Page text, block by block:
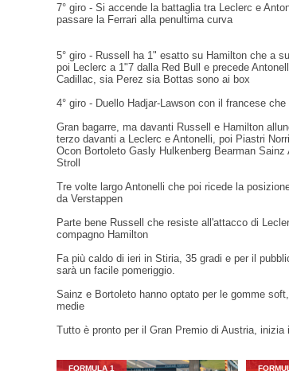
7° giro - Si accende la battaglia tra Leclerc e
passare la Ferrari alla penultima curva
5° giro - Russell ha 1" esatto su Hamilton che a
poi Leclerc a 1"7 dalla Red Bull e precede
Cadillac, sia Perez sia Bottas sono ai box
4° giro - Duello Hadjar-Lawson con il francese
Gran bagarre, ma davanti Russell e Hamilton
terzo davanti a Leclerc e Antonelli, poi Piastri
Ocon Bortoleto Gasly Hulkenberg Bearman
Stroll
Tre volte largo Antonelli che poi ricede la
da Verstappen
Parte bene Russell che resiste all'attacco di
compagno Hamilton
Fa più caldo di ieri in Stiria, 35 gradi e per il
sarà un facile pomeriggio.
Sainz e Bortoleto hanno optato per le gomme
medie
Tutto è pronto per il Gran Premio di Austria, inizia
FORMULA 1